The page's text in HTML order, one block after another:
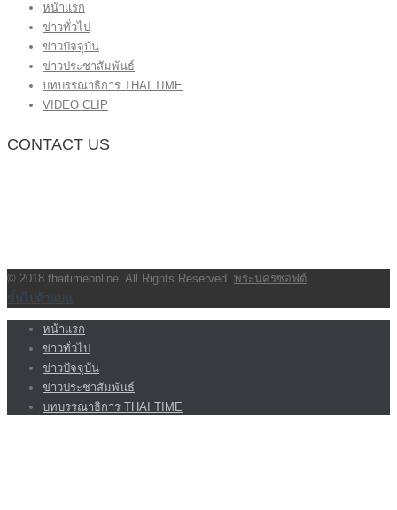
หน้าแรก
ข่าวทั่วไป
ข่าวปัจจุบัน
ข่าวประชาสัมพันธ์
บทบรรณาธิการ THAI TIME
VIDEO CLIP
CONTACT US
© 2018 thaitimeonline. All Rights Reserved. พระนครซอฟต์
ขั้นไปด้านบน
หน้าแรก
ข่าวทั่วไป
ข่าวปัจจุบัน
ข่าวประชาสัมพันธ์
บทบรรณาธิการ THAI TIME